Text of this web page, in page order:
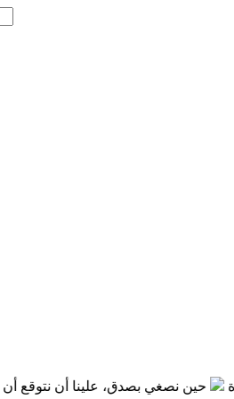
حين نصغي بصدق، علينا أن نتوقع أن ما